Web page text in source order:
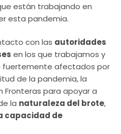
están trabajando en
esta pandemia.
con las autoridades
en los que trabajamos y
fuertemente afectados por
de la pandemia, la
Fronteras para apoyar a
la naturaleza del brote,
capacidad de